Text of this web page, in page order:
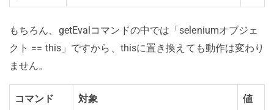
もちろん、getEvalコマンドの中では「seleniumオブジェ
クト == this」ですから、thisに置き換えても動作は変わり
ません。
コマンド 対象 値